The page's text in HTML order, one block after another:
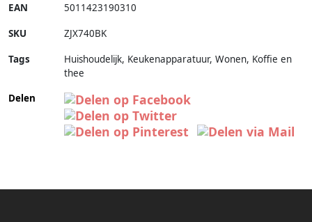
EAN 5011423190310
SKU ZJX740BK
Tags
Huishoudelijk, Keukenapparatuur, Wonen, Koffie en
thee
Delen